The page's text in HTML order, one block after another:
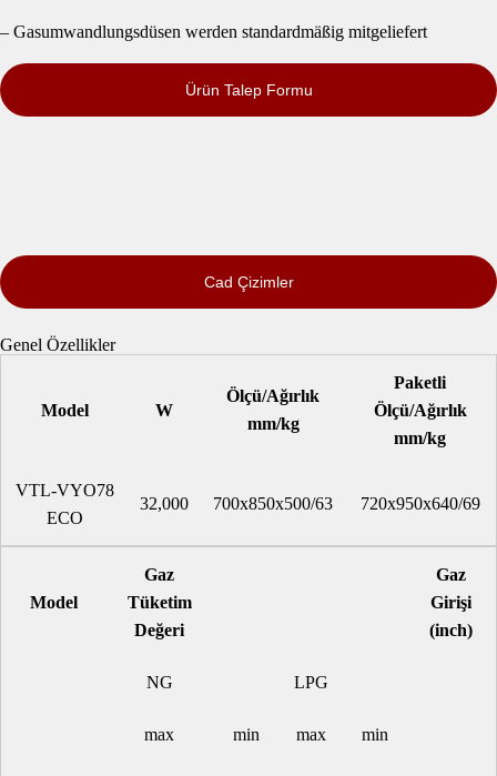
– Gasumwandlungsdüsen werden standardmäßig mitgeliefert
Ürün Talep Formu
Cad Çizimler
Genel Özellikler
Model W
Ölçü/Ağırlık
mm/kg
Paketli
Ölçü/Ağırlık
mm/kg
VTL-VYO78
ECO
32,000 700x850x500/63 720x950x640/69
Model
Gaz
Tüketim
Değeri
Gaz
Girişi
(inch)
NG LPG
max min max min